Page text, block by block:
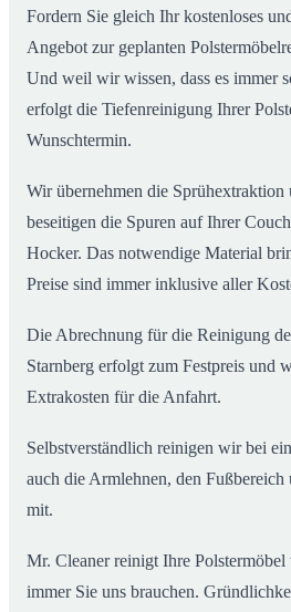
Fordern Sie gleich Ihr kostenloses
Angebot zur geplanten
Und weil wir wissen, dass es immer
erfolgt die Tiefenreinigung Ihrer
Wunschtermin.
Wir übernehmen die Sprühextraktion
beseitigen die Spuren auf Ihrer
Hocker. Das notwendige Material
Preise sind immer inklusive aller
Die Abrechnung für die Reinigung
Starnberg erfolgt zum Festpreis und
Extrakosten für die Anfahrt.
Selbstverständlich reinigen wir bei
auch die Armlehnen, den Fußbereich
mit.
Mr. Cleaner reinigt Ihre
immer Sie uns brauchen.